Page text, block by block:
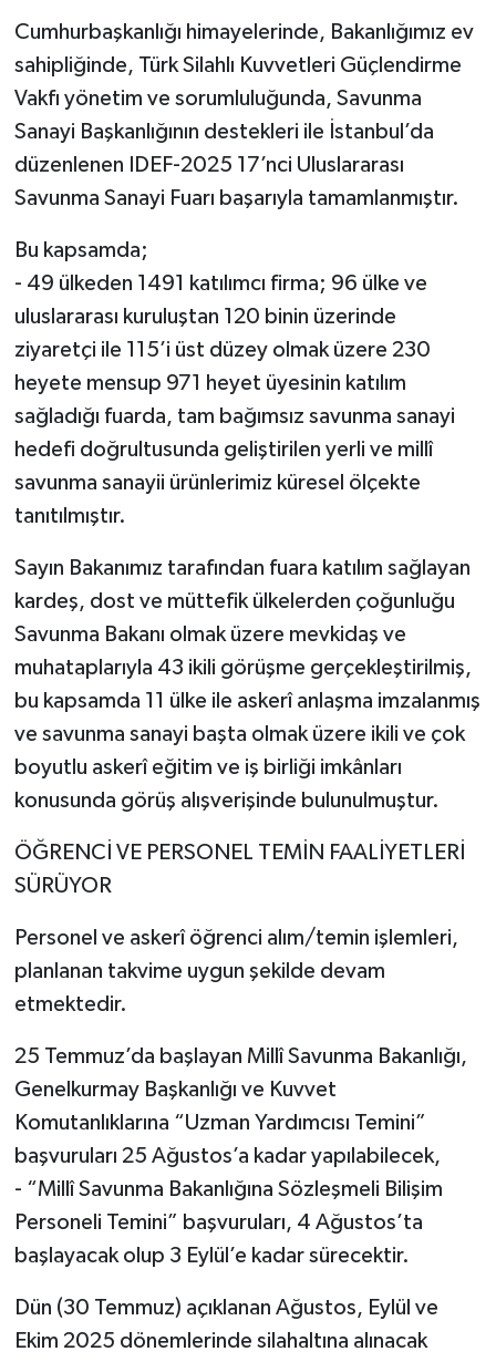
Cumhurbaşkanlığı himayelerinde, Bakanlığımız ev
sahipliğinde, Türk Silahlı Kuvvetleri Güçlendirme
Vakfı yönetim ve sorumluluğunda, Savunma
Sanayi Başkanlığının destekleri ile İstanbul’da
düzenlenen IDEF-2025 17’nci Uluslararası
Savunma Sanayi Fuarı başarıyla tamamlanmıştır.
Bu kapsamda;
- 49 ülkeden 1491 katılımcı firma; 96 ülke ve
uluslararası kuruluştan 120 binin üzerinde
ziyaretçi ile 115’i üst düzey olmak üzere 230
heyete mensup 971 heyet üyesinin katılım
sağladığı fuarda, tam bağımsız savunma sanayi
hedefi doğrultusunda geliştirilen yerli ve millî
savunma sanayii ürünlerimiz küresel ölçekte
tanıtılmıştır.
Sayın Bakanımız tarafından fuara katılım sağlayan
kardeş, dost ve müttefik ülkelerden çoğunluğu
Savunma Bakanı olmak üzere mevkidaş ve
muhataplarıyla 43 ikili görüşme gerçekleştirilmiş,
bu kapsamda 11 ülke ile askerî anlaşma imzalanmış
ve savunma sanayi başta olmak üzere ikili ve çok
boyutlu askerî eğitim ve iş birliği imkânları
konusunda görüş alışverişinde bulunulmuştur.
ÖĞRENCİ VE PERSONEL TEMİN FAALİYETLERİ
SÜRÜYOR
Personel ve askerî öğrenci alım/temin işlemleri,
planlanan takvime uygun şekilde devam
etmektedir.
25 Temmuz’da başlayan Millî Savunma Bakanlığı,
Genelkurmay Başkanlığı ve Kuvvet
Komutanlıklarına “Uzman Yardımcısı Temini”
başvuruları 25 Ağustos’a kadar yapılabilecek,
- “Millî Savunma Bakanlığına Sözleşmeli Bilişim
Personeli Temini” başvuruları, 4 Ağustos’ta
başlayacak olup 3 Eylül’e kadar sürecektir.
Dün (30 Temmuz) açıklanan Ağustos, Eylül ve
Ekim 2025 dönemlerinde silahaltına alınacak